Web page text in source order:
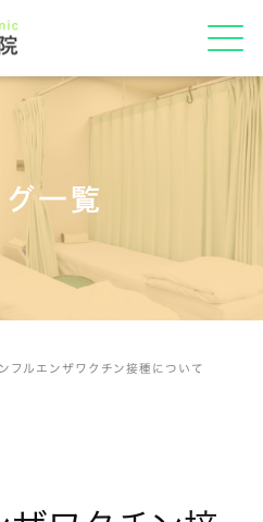
一覧
フルエンザワクチン接種について